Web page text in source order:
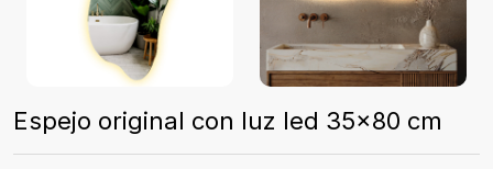
Espejo original con luz led 35x80 cm